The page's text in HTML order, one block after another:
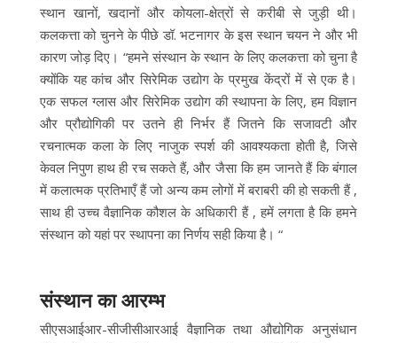
स्थान खानों, खदानों और कोयला-क्षेत्रों से करीबी से जुड़ी थी।
कलकत्ता को चुनने के पीछे डॉ. भटनागर के इस स्थान चयन ने और भी
कारण जोड़ दिए। “हमने संस्थान के स्थान के लिए कलकत्ता को चुना है
क्योंकि यह कांच और सिरेमिक उद्योग के प्रमुख केंद्रों में से एक है।
एक सफल ग्लास और सिरेमिक उद्योग की स्थापना के लिए, हम विज्ञान
और प्रौद्योगिकी पर उतने ही निर्भर हैं जितने कि सजावटी और
रचनात्मक कला के लिए नाजुक स्पर्श की आवश्यकता होती है, जिसे
केवल निपुण हाथ ही रच सकते हैं, और जैसा कि हम जानते हैं कि बंगाल
में कलात्मक प्रतिभाएँ हैं जो अन्य कम लोगों में बराबरी की हो सकती हैं ,
साथ ही उच्च वैज्ञानिक कौशल के अधिकारी हैं , हमें लगता है कि हमने
संस्थान को यहां पर स्थापना का निर्णय सही किया है। “
संस्थान का आरम्भ
सीएसआईआर-सीजीसीआरआई वैज्ञानिक तथा औद्योगिक अनुसंधान